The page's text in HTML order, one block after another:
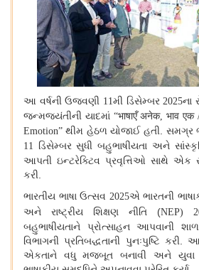
આ વર્ષની ઉજવણી 11 મી ડિસેમ્બર 2025ના
જન્મજયંતીની યાદમાં “भाषाएँ अनेक,भाव
Emotion”થીમ હેઠળ યોજાઈ હતી. સમગ્ર
11 ડિસેમ્બર સુધી બહુભાષીયતા અને
આપતી ઇન્ટરેક્ટિવ પ્રવૃત્તિઓ સાથે એક
કરી.
ભારતીય ભાષા ઉત્સવ 2025એ ભારતની
અને
રાષ્ટ્રીય શિક્ષણ નીતિ (NEP)
બહુભાષીયતાને પ્રોત્સાહન આપવાની
વિભાગની પ્રતિબદ્ધતાની પુનઃપુષ્ટિ
એકતાને વધુ મજબૂત બનાવી અને યુવા